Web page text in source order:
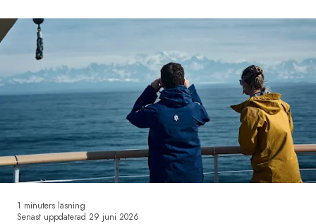
Sverige
USA
Tyskland
Schweiz
Frankrike
Sverige
1 minuters läsning
Senast uppdaterad 29 juni 2026